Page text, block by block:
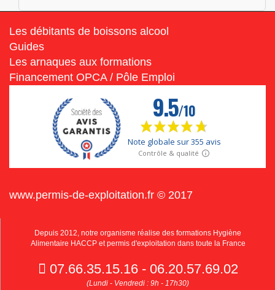
Les débitants de boissons alcool
Guides
Les arnaques aux formations
Financement OPCA / Pôle Emploi
www.permis-de-exploitation.fr © 2017
Depuis 2012, notre organisme réalise des formations Hygiène
Alimentaire HACCP et permis d'exploitation dans toute la France
07.66.35.15.16 - 06.20.57.69.02
(Lundi - Vendredi : 9h - 17h30)